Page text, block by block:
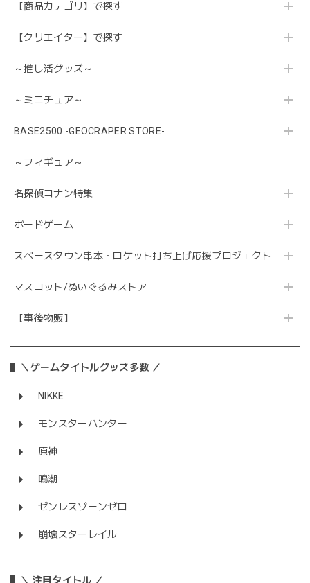
【商品カテゴリ】で探す
【クリエイター】で探す
～推し活グッズ～
～ミニチュア～
BASE2500 -GEOCRAPER STORE-
～フィギュア～
名探偵コナン特集
ボードゲーム
スペースタウン串本・ロケット打ち上げ応援プロジェクト
マスコット/ぬいぐるみストア
【事後物販】
＼ゲームタイトルグッズ多数 ／
NIKKE
モンスターハンター
原神
鳴潮
ゼンレスゾーンゼロ
崩壊スターレイル
＼ 注目タイトル ／